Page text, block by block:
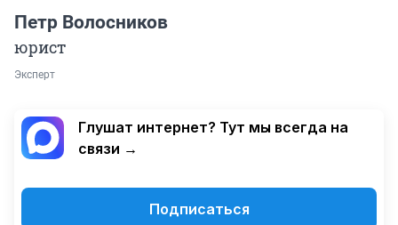
Петр Волосников
юрист
Эксперт
Глушат интернет? Тут мы всегда на
связи →
Подписаться